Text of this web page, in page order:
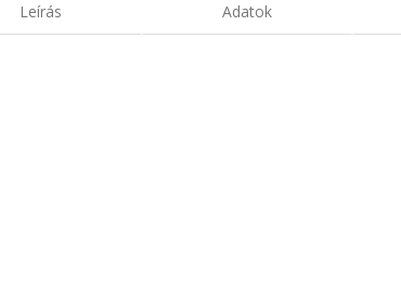
Leírás Adatok